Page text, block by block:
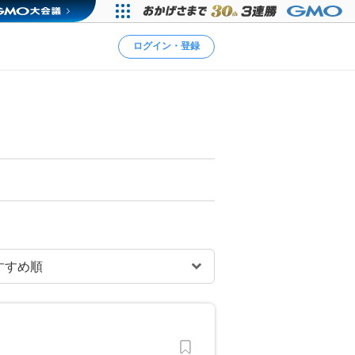
ログイン・登録